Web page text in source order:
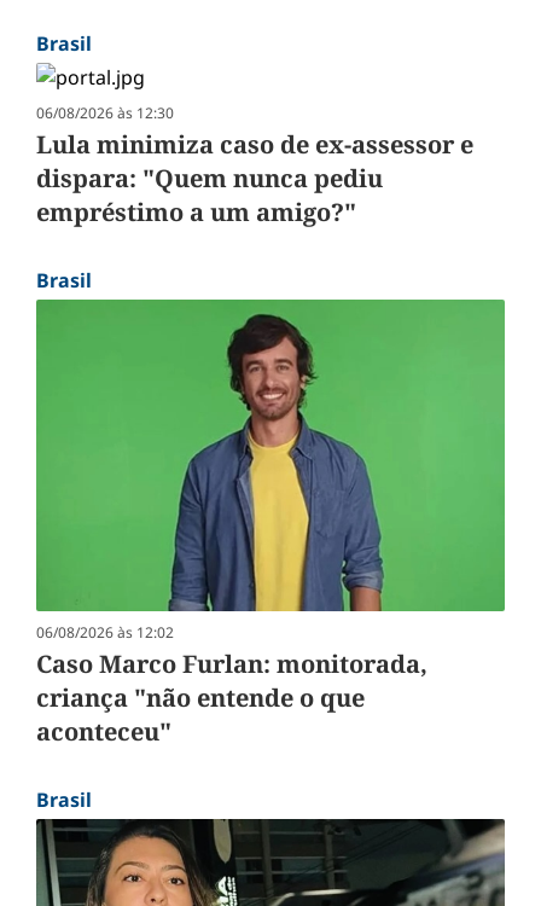
Brasil
06/08/2026 às 12:30
Lula minimiza caso de ex-assessor e
dispara: "Quem nunca pediu
empréstimo a um amigo?"
Brasil
06/08/2026 às 12:02
Caso Marco Furlan: monitorada,
criança "não entende o que
aconteceu"
Brasil